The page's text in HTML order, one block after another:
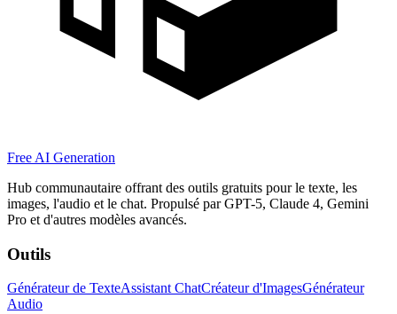
Free AI Generation
Hub communautaire offrant des outils gratuits pour le texte, les
images, l'audio et le chat. Propulsé par GPT-5, Claude 4, Gemini
Pro et d'autres modèles avancés.
Outils
Générateur de TexteAssistant ChatCréateur d'ImagesGénérateur
Audio